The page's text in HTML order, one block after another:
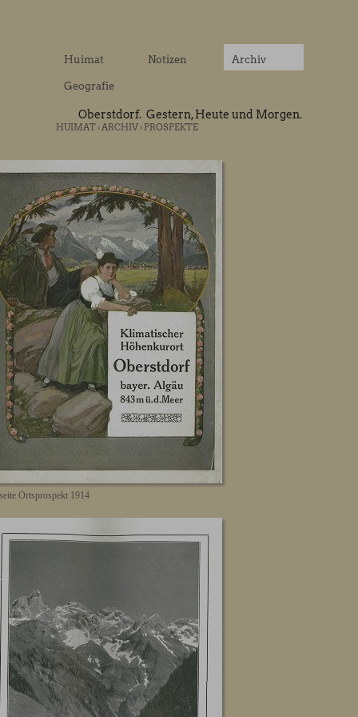
Oberstdorf. Gestern, Heute und Morgen.
Ortsprospekt 1914
HUIMAT ›ARCHIV › PROSPEKTE
Huimat Notizen Archiv
Geografie